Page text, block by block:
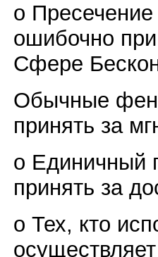
o
ошибочно
Сфере
Обычные
принять за
o Единичный
принять за
o Тех, кто